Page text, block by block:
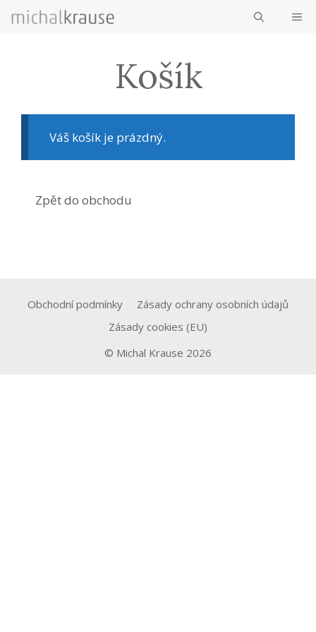
Přeskočit
na
Košík
Váš košík je prázdný.
Zpět do obchodu
Obchodní podmínky
Zásady ochrany osobních údajů
Zásady cookies (EU)
© Michal Krause 2026